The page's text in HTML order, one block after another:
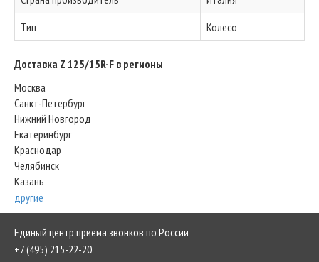
Тип
Колесо
Доставка Z 125/15R-F в регионы
Москва
Санкт-Петербург
Нижний Новгород
Екатеринбург
Краснодар
Челябинск
Казань
другие
Единый центр приёма звонков по России
+7 (495) 215-22-20